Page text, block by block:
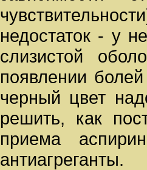
недостаток - у
слизистой
появлении
черный цвет
решить, как
приема
антиагреганты.